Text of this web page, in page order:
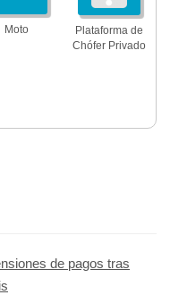
Moto
Plataforma de
Chófer Privado
de pagos tras